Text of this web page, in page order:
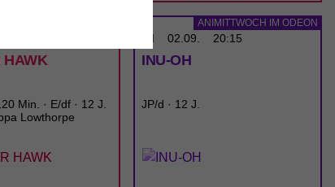
HAWK
Min. · E/df · 12 J.
Lowthorpe
ANIMITTWOCH IM ODEON
MI 02.09. 20:15
INU-OH
JP/d · 12 J.